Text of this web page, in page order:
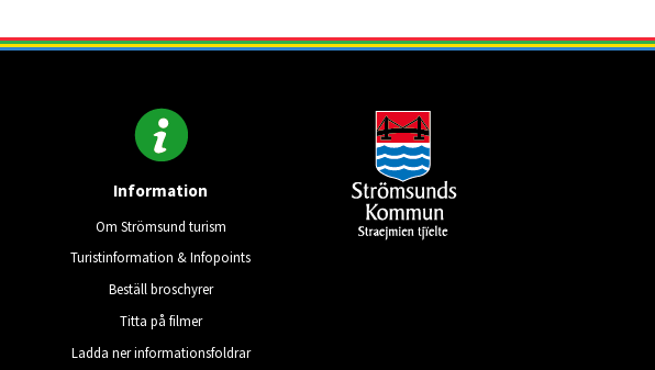
Information
Om Strömsund turism
Turistinformation & Infopoints
Beställ broschyrer
Titta på filmer
Ladda ner informationsfoldrar